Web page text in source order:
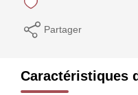
Partager
Caractéristiques